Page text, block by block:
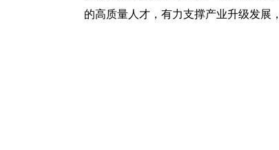
的高质量人才，有力支撑产业升级发展